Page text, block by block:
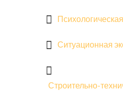
Ситуационная
Строительно-